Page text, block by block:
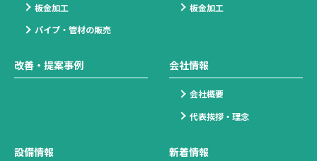
板金加工
パイプ・管材の販売
板金加工
改善・提案事例 会社情報
会社概要
代表挨拶・理念
設備情報 新着情報